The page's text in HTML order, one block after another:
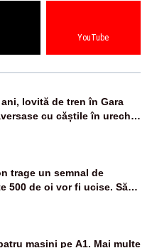
YouTube
lovită de tren în Gara
cu căștile în urechi
loc nepermis
trage un semnal de
500 de oi vor fi ucise. Să
vor fi despăgubiți”
mașini pe A1. Mai multe